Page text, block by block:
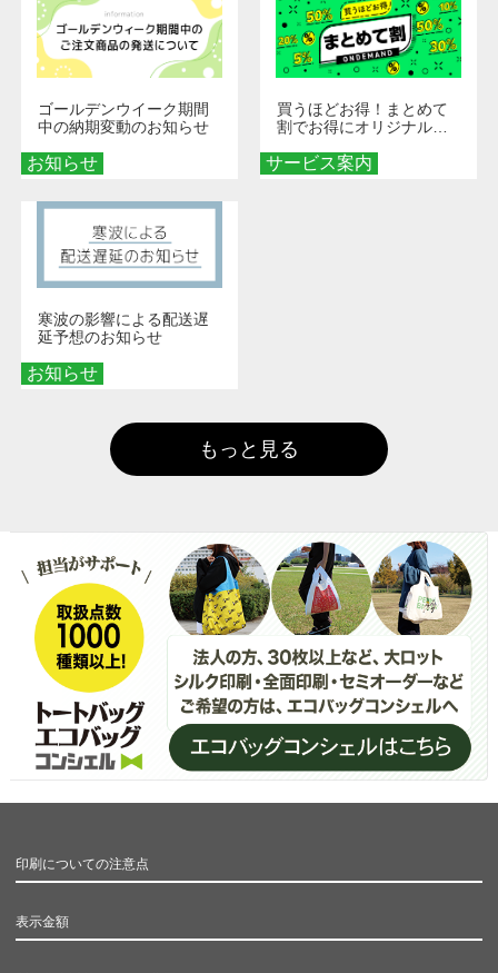
お知らせ
ゴールデンウイーク期間
中の納期変動のお知らせ
サービス案内
買うほどお得！まとめて
割でお得にオリジナルグ
お知らせ
寒波の影響による配送遅
延予想のお知らせ
もっと見る
印刷についての注意点
表示金額